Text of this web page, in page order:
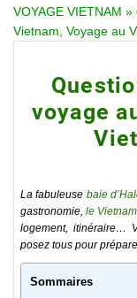
VOYAGE VIETNAM »
Vietnam, Voyage au
voyage
La fabuleuse baie
gastronomie, le Vietnam
logement, itinéraire…
posez tous pour
Sommaires